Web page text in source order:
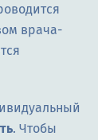
врача-
. Чтобы